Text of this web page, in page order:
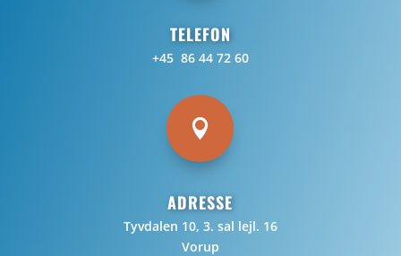
TELEFON
+45 86 44 72 60

ADRESSE
Tyvdalen 10, 3. sal lejl. 16
Vorup